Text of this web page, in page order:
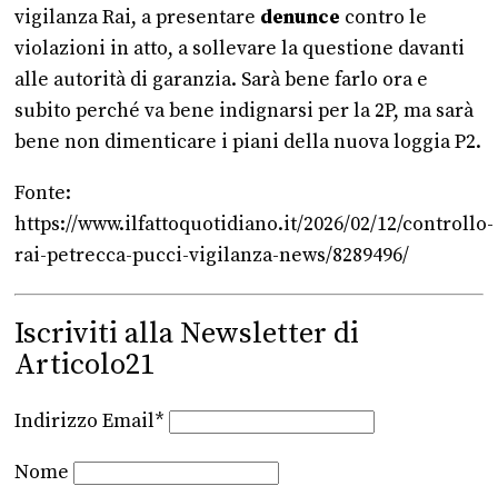
vigilanza Rai, a presentare denunce contro le
violazioni in atto, a sollevare la questione davanti
alle autorità di garanzia. Sarà bene farlo ora e
subito perché va bene indignarsi per la 2P, ma sarà
bene non dimenticare i piani della nuova loggia P2.
Fonte:
https://www.ilfattoquotidiano.it/2026/02/12/controllo-
rai-petrecca-pucci-vigilanza-news/8289496/
Iscriviti alla Newsletter di
Articolo21
Indirizzo Email*
Nome